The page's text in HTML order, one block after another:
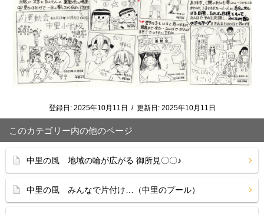
登録日: 2025年10月11日 / 更新日: 2025年10月11日
このカテゴリー内の他のページ
中里の風 地域の輪が広がる 御所見〇〇♪
中里の風 みんなで片付け…（中里のプール）